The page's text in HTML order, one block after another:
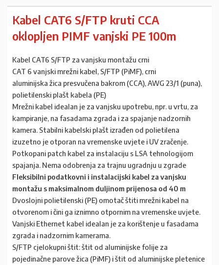
Kabel CAT6 S/FTP kruti CCA
oklopljen PIMF vanjski PE 100m
Kabel CAT6 S/FTP za vanjsku montažu crni
CAT 6 vanjski mrežni kabel, S/FTP (PiMF), crni
aluminijska žica presvučena bakrom (CCA), AWG 23/1 (puna),
polietilenski plašt kabela (PE)
Mrežni kabel idealan je za vanjsku upotrebu, npr. u vrtu, za
kampiranje, na fasadama zgrada i za spajanje nadzornih
kamera. Stabilni kabelski plašt izrađen od polietilena
izuzetno je otporan na vremenske uvjete i UV zračenje.
Potkopani patch kabel za instalaciju s LSA tehnologijom
spajanja. Nema odobrenja za trajnu ugradnju u zgrade
Fleksibilni podatkovni i instalacijski kabel za vanjsku
montažu s maksimalnom duljinom prijenosa od 40 m
Dvoslojni polietilenski (PE) omotač štiti mrežni kabel na
otvorenom i čini ga iznimno otpornim na vremenske uvjete.
Vanjski Ethernet kabel idealan je za korištenje u fasadama
zgrada i nadzornim kamerama.
S/FTP cjelokupni štit: štit od aluminijske folije za
pojedinačne parove žica (PiMF) i štit od aluminijske pletenice